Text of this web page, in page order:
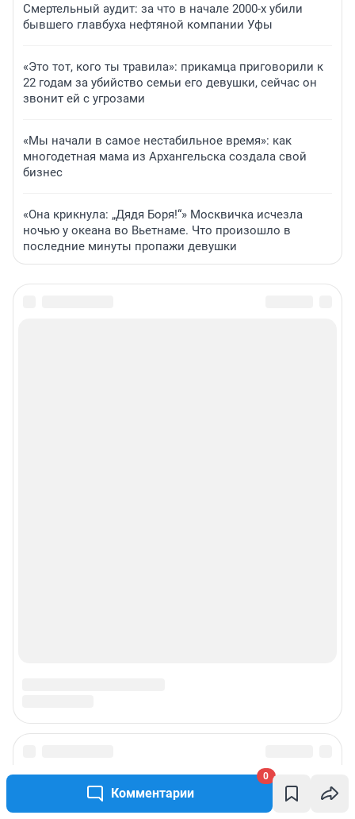
Комментарии
0
Смертельный аудит: за что в начале 2000-х убили
бывшего главбуха нефтяной компании Уфы
«Это тот, кого ты травила»: прикамца приговорили к
22 годам за убийство семьи его девушки, сейчас он
звонит ей с угрозами
«Мы начали в самое нестабильное время»: как
многодетная мама из Архангельска создала свой
бизнес
«Она крикнула: „Дядя Боря!“» Москвичка исчезла
ночью у океана во Вьетнаме. Что произошло в
последние минуты пропажи девушки